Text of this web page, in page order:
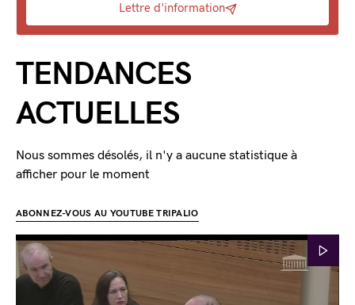
Lettre d'information
TENDANCES
ACTUELLES
Nous sommes désolés, il n'y a aucune statistique à
afficher pour le moment
ABONNEZ-VOUS AU YOUTUBE TRIPALIO